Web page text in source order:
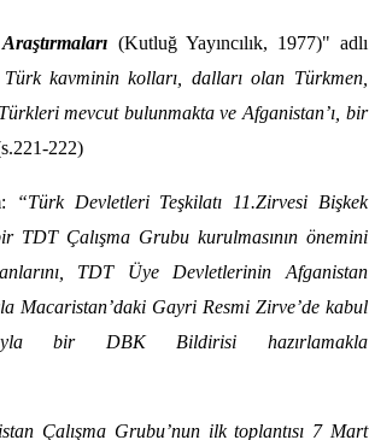
(Kutluğ Yayıncılık, 1977)" adlı
Türk kavminin kolları, dalları olan Türkmen,
mevcut bulunmakta ve Afganistan’ı, bir
222)
“Türk Devletleri Teşkilatı 11.Zirvesi Bişkek
TDT Çalışma Grubu kurulmasının önemini
TDT Üye Devletlerinin Afganistan
Macaristan’daki Gayri Resmi Zirve’de kabul
bir DBK Bildirisi hazırlamakla
Çalışma Grubu’nun ilk toplantısı 7 Mart